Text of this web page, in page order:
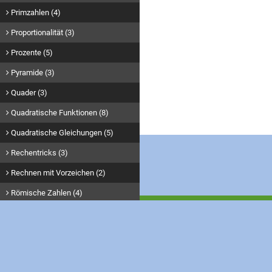
Primzahlen (4)
Proportionalität (3)
Prozente (5)
Pyramide (3)
Quader (3)
Quadratische Funktionen (8)
Quadratische Gleichungen (5)
Rechentricks (3)
Rechnen mit Vorzeichen (2)
Römische Zahlen (4)